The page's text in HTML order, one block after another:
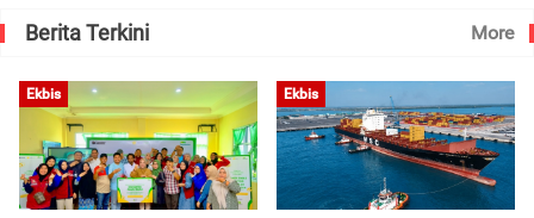
Berita Terkini More
Ekbis Ekbis